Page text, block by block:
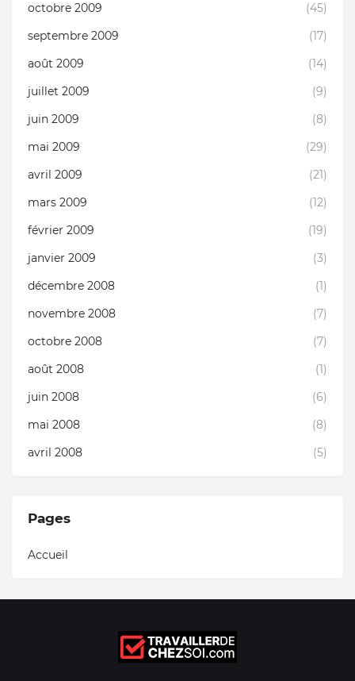
octobre 2009
(45)
septembre 2009
(17)
août 2009
(14)
juillet 2009
(9)
juin 2009
(8)
mai 2009
(29)
avril 2009
(21)
mars 2009
(12)
février 2009
(19)
janvier 2009
(3)
décembre 2008
(1)
novembre 2008
(7)
octobre 2008
(7)
août 2008
(1)
juin 2008
(6)
mai 2008
(8)
avril 2008
(5)
Pages
Accueil